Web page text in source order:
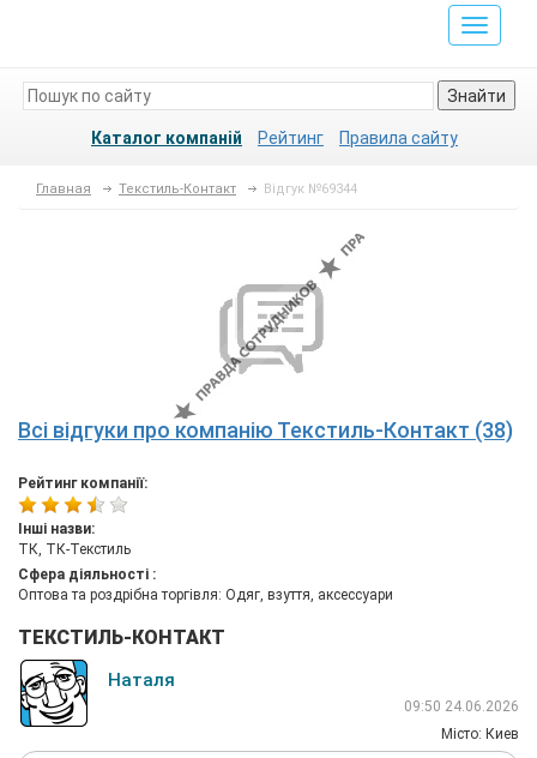
Toggle
Знайти
Каталог компаній Рейтинг Правила сайту
Главная Текстиль-Контакт Відгук №69344
Всі відгуки про компанію Текстиль-Контакт (38)
Рейтинг компанії:
Інші назви:
ТК, ТК-Текстиль
Сфера діяльності :
Оптова та роздрібна торгівля: Одяг, взуття, аксессуари
ТЕКСТИЛЬ-КОНТАКТ
Наталя
09:50 24.06.2026
Мiсто: Киев